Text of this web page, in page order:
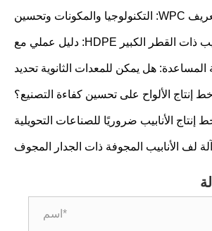
خط بثق ملف تعريف WPC: التكنولوجيا والمكونات وتحسين
العمليات
آلات تصنيع الأنابيب ذات القطر الكبير HDPE: دليل عملي مع
المعلمات الرئيسية
المساعدة: هل يمكن للمعدات الثانوية تحديد
جودة الإنتاج الأولي؟
إنتاج الألواح على تحسين كفاءة التصنيع؟
إنتاج الأنابيب ضروريًا للصناعات التحويلية
الحديثة؟
آلة لف الأنابيب المجوفة ذات الجدار المجوف